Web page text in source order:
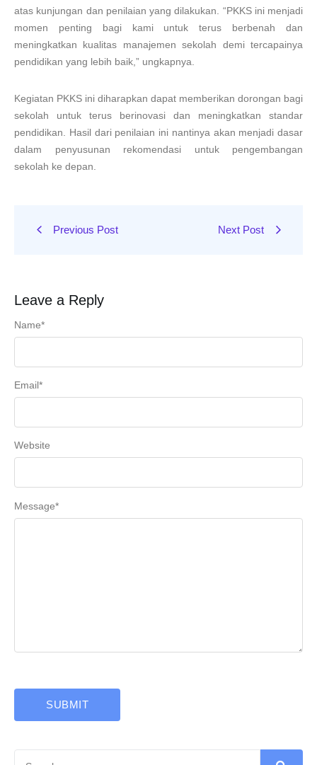
atas kunjungan dan penilaian yang dilakukan. “PKKS ini menjadi
momen penting bagi kami untuk terus berbenah dan
meningkatkan kualitas manajemen sekolah demi tercapainya
pendidikan yang lebih baik,” ungkapnya.
Kegiatan PKKS ini diharapkan dapat memberikan dorongan bagi
sekolah untuk terus berinovasi dan meningkatkan standar
pendidikan. Hasil dari penilaian ini nantinya akan menjadi dasar
dalam penyusunan rekomendasi untuk pengembangan
sekolah ke depan.
Previous Post Next Post
Leave a Reply
Message*
Name*
Email*
Website